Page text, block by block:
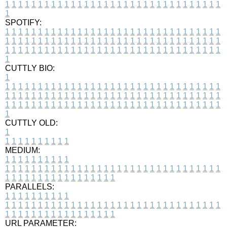
1 1 1 1 1 1 1 1 1 1 1 1 1 1 1 1 1 1 1 1 1 1 1 1 1 1 1 1 1 1 1 1 1
1
SPOTIFY:
1 1 1 1 1 1 1 1 1 1 1 1 1 1 1 1 1 1 1 1 1 1 1 1 1 1 1 1 1 1 1 1 1
1 1 1 1 1 1 1 1 1 1 1 1 1 1 1 1 1 1 1 1 1 1 1 1 1 1 1 1 1 1 1 1 1
1 1 1 1 1 1 1 1 1 1 1 1 1 1 1 1 1 1 1 1 1 1 1 1 1 1 1 1 1 1 1 1 1
1
CUTTLY BIO:
1
1 1 1 1 1 1 1 1 1 1 1 1 1 1 1 1 1 1 1 1 1 1 1 1 1 1 1 1 1 1 1 1 1
1 1 1 1 1 1 1 1 1 1 1 1 1 1 1 1 1 1 1 1 1 1 1 1 1 1 1 1 1 1 1 1 1
1 1 1 1 1 1 1 1 1 1 1 1 1 1 1 1 1 1 1 1 1 1 1 1 1 1 1 1 1 1 1 1 1
1
CUTTLY OLD:
1
1 1 1 1 1 1 1 1 1 1
MEDIUM:
1 1 1 1 1 1 1 1 1 1
1 1 1 1 1 1 1 1 1 1 1 1 1 1 1 1 1 1 1 1 1 1 1 1 1 1 1 1 1 1 1 1 1
1 1 1 1 1 1 1 1 1 1 1 1 1 1 1 1 1
PARALLELS:
1 1 1 1 1 1 1 1 1 1
1 1 1 1 1 1 1 1 1 1 1 1 1 1 1 1 1 1 1 1 1 1 1 1 1 1 1 1 1 1 1 1 1
1 1 1 1 1 1 1 1 1 1 1 1 1 1 1 1 1
URL PARAMETER: